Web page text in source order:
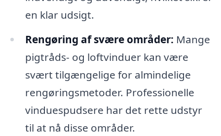
en klar udsigt.
Rengøring af svære områder: Mange
pigtråds- og loftvinduer kan være
svært tilgængelige for almindelige
rengøringsmetoder. Professionelle
vinduespudsere har det rette udstyr
til at nå disse områder.